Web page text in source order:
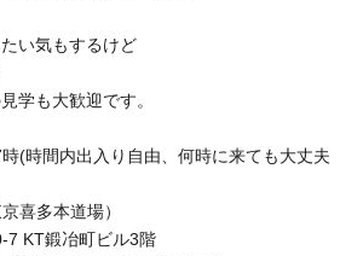
い気もするけど
学も大歓迎です。
(時間内出入り自由、何時に来ても大丈夫
喜多本道場）
7 KT鍛冶町ビル3階